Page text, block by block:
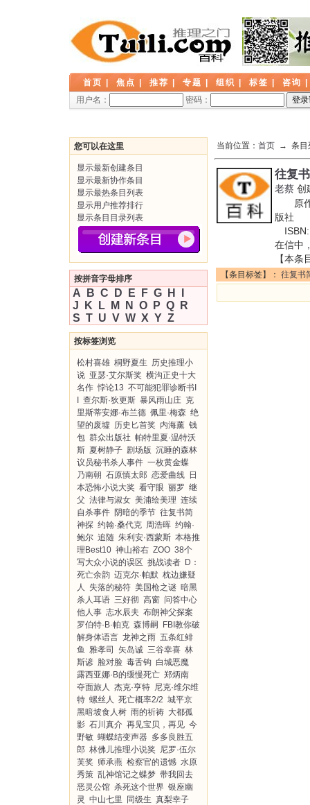
首页 焦点 推荐 专题 组织 标签 咨询
用户名：
密码：
您可以在这里
显示最新创建条目
显示最新协作条目
显示最热条目列表
显示用户推荐排行
显示条目目录列表
按拼音字母排序
A B C D E F G H
J
K L M N O P Q
R
S T U V W X Y Z
按标签浏览
松村喜雄 桐野夏生 历史推理小
说 亚瑟·艾尔斯奖 横沟正史十大
名作 悖论13 不可能犯罪诊断书I
查尔斯·狄更斯 暴风雨山庄 克
里斯蒂安娜·布兰德 佩里·梅森 绝
望的废墟 历史匕首奖 内海薰 钱
包 群众出版社 帕特里夏·温特沃
斯 夏树静子 剧场版 沉睡的森林
议员秘书杀人事件 一枚黄金蝶
乃南朝 石原慎太郎 恋爱曲线 日
本恐怖小说大奖 看守眼 丽罗 继
父 法律与淑女 美浦绘美理 连续
自杀事件 阴暗的季节 往复书简
神探 约翰·桑代克 周浩晖 约翰·
鲍尔 追随 朱利安·西蒙斯 本格推
理Best10 神山裕右 ZOO 38个
写大众小说的误区 挑战读者 D：
死亡余韵 迈克尔·帕默 枕边嫌疑
人
失落的秘符 美国枪之谜 暗黑
杀人耳语 三好彻 高窗 问答中心
他人事 志水辰夫 布朗神父探案
罗伯特·B·帕克 森博嗣
FBI教你破
解身体语言 龙神之雨 五条红鲱
鱼 雅孝司 矢岛诚 三谷幸喜 林
斯谚 脸对脸 毒舌钩 白城恶魔
露西亚娜·B的缓慢死亡 郑炳南
夺面旅人 杰克·亨特 尼克·维尔维
特 螺丝人 死亡概率2/2 城平京
黑暗坡食人树 雨的祈祷 大都孤
影 石川真介 再见宝贝，再见 今
野敏 蝴蝶结变声器 多多良胜五
郎 林佛儿推理小说奖 尼罗·伍尔
芙奖 师承燕 检察官的遗憾 水原
秀策 乱神馆记之蝶梦 带我回去
恶灵公馆 杀死这个世界 银座幽
灵 中山七里 同级生 真梨幸子
当前位置： 首页 → 条目
往复
老蔡 创
原作
版社
在信中
【本条
【条目标签】： 往复书